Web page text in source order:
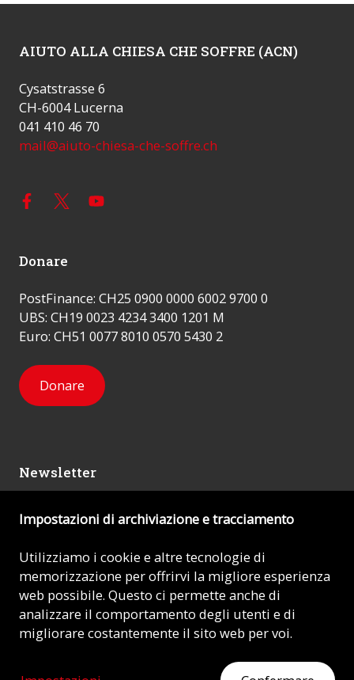
AIUTO ALLA CHIESA CHE SOFFRE (ACN)
Cysatstrasse 6
CH-6004 Lucerna
041 410 46 70
mail@aiuto-chiesa-che-soffre.ch
Donare
PostFinance: CH25 0900 0000 6002 9700 0
UBS: CH19 0023 4234 3400 1201 M
Euro: CH51 0077 8010 0570 5430 2
Donare
Newsletter
Mi iscrivo
© 2026 - AIUTO ALLA CHIESA CHE SOFFRE (ACN)
Impronta
Impostazioni di archiviazione e tracciamento
Utilizziamo i cookie e altre tecnologie di
memorizzazione per offrirvi la migliore esperienza
web possibile. Questo ci permette anche di
analizzare il comportamento degli utenti e di
migliorare costantemente il sito web per voi.